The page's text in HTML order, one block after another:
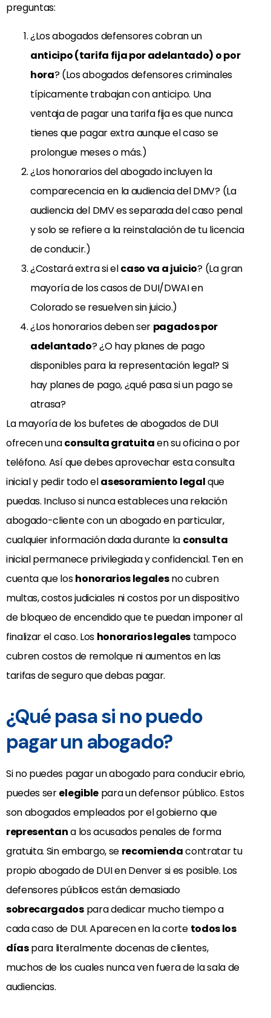
preguntas:
¿Los abogados defensores cobran un
anticipo (tarifa fija por adelantado) o por
hora? (Los abogados defensores criminales
típicamente trabajan con anticipo. Una
ventaja de pagar una tarifa fija es que nunca
tienes que pagar extra aunque el caso se
prolongue meses o más.)
¿Los honorarios del abogado incluyen la
comparecencia en la audiencia del DMV? (La
audiencia del DMV es separada del caso penal
y solo se refiere a la reinstalación de tu licencia
de conducir.)
¿Costará extra si elcaso va a juicio? (La gran
mayoría de los casos de DUI/DWAI en
Colorado se resuelven sin juicio.)
¿Los honorarios deben ser pagados por
adelantado? ¿O hay planes de pago
disponibles para la representación legal? Si
hay planes de pago, ¿qué pasa si un pago se
atrasa?
La mayoría de los bufetes de abogados de DUI
ofrecen unaconsulta gratuitaen su oficina o por
teléfono. Así que debes aprovechar esta consulta
inicial y pedir todo elasesoramiento legalque
puedas. Incluso si nunca estableces una relación
abogado-cliente con un abogado en particular,
cualquier información dada durante la consulta
inicial permanece privilegiada y confidencial. Ten en
cuenta que loshonorarios legalesno cubren
multas, costos judiciales ni costos por un dispositivo
de bloqueo de encendido que te puedan imponer al
finalizar el caso. Los honorarios legalestampoco
cubren costos de remolque ni aumentos en las
tarifas de seguro que debas pagar.
¿Qué pasa si no puedo
pagar un abogado?
Si no puedes pagar un abogado para conducir ebrio,
puedes serelegiblepara un defensor público. Estos
son abogados empleados por el gobierno que
representana los acusados penales de forma
gratuita. Sin embargo, se recomiendacontratar tu
propio abogado de DUI en Denver si es posible. Los
defensores públicos están demasiado
sobrecargadospara dedicar mucho tiempo a
cada caso de DUI. Aparecen en la corte todos los
díaspara literalmente docenas de clientes,
muchos de los cuales nunca ven fuera de la sala de
audiencias.